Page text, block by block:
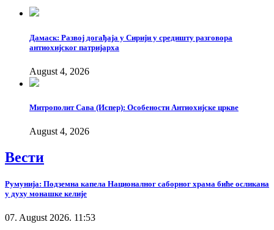
Дамаск: Развој догађаја у Сирији у средишту разговора
антиохијског патријарха
August 4, 2026
Митрополит Сава (Испер): Особености Антиохијске цркве
August 4, 2026
Вести
Румунија: Подземна капела Националног саборног храма биће осликана
у духу монашке келије
07. August 2026. 11:53